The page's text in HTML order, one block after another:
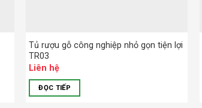
Tủ rượu gỗ công nghiệp nhỏ gọn tiện lợi
TR03
Liên hệ
ĐỌC TIẾP